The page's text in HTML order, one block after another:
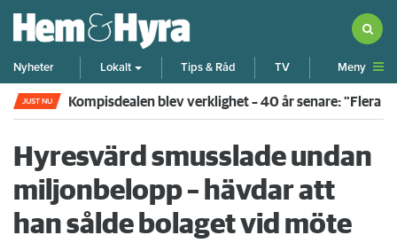
Nyheter Lokalt Tips & Råd TV Meny
JUST NU Kompisdealen blev verklighet – 40 år senare: "Flera
Hyresvärd smusslade undan
miljonbelopp – hävdar att
han sålde bolaget vid möte